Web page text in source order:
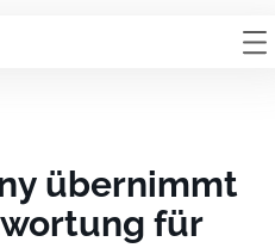
übernimmt
für